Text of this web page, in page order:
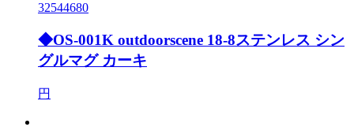
32544680
◆OS-001K outdoorscene 18-8ステンレス シン
グルマグ カーキ
円